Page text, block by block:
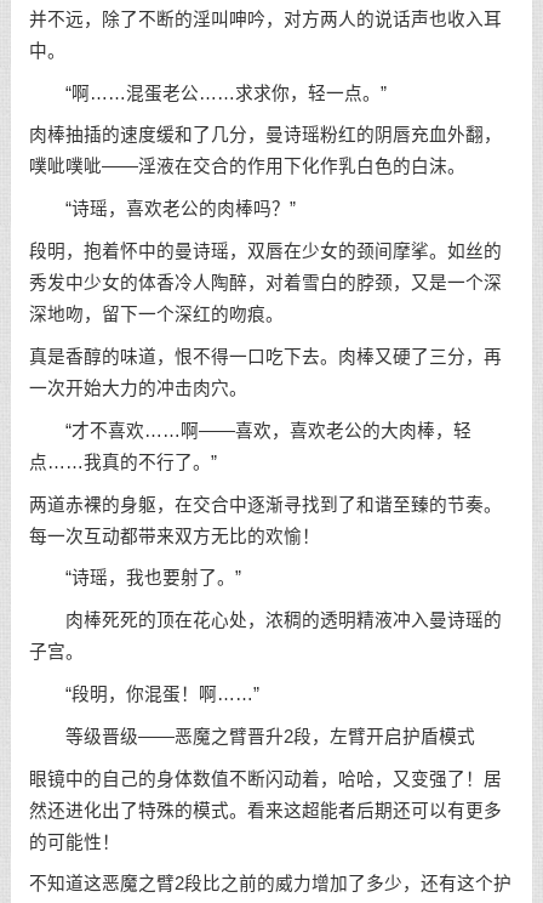
并不远，除了不断的淫叫呻吟，对方两人的说话声也收入耳
中。
“啊……混蛋老公……求求你，轻一点。”
肉棒抽插的速度缓和了几分，曼诗瑶粉红的阴唇充血外翻，
噗呲噗呲——淫液在交合的作用下化作乳白色的白沫。
“诗瑶，喜欢老公的肉棒吗？”
段明，抱着怀中的曼诗瑶，双唇在少女的颈间摩挲。如丝的
秀发中少女的体香冷人陶醉，对着雪白的脖颈，又是一个深
深地吻，留下一个深红的吻痕。
真是香醇的味道，恨不得一口吃下去。肉棒又硬了三分，再
一次开始大力的冲击肉穴。
“才不喜欢……啊——喜欢，喜欢老公的大肉棒，轻
点……我真的不行了。”
两道赤裸的身躯，在交合中逐渐寻找到了和谐至臻的节奏。
每一次互动都带来双方无比的欢愉！
“诗瑶，我也要射了。”
肉棒死死的顶在花心处，浓稠的透明精液冲入曼诗瑶的
子宫。
“段明，你混蛋！啊……”
等级晋级——恶魔之臂晋升2段，左臂开启护盾模式
眼镜中的自己的身体数值不断闪动着，哈哈，又变强了！居
然还进化出了特殊的模式。看来这超能者后期还可以有更多
的可能性！
不知道这恶魔之臂2段比之前的威力增加了多少，还有这个护